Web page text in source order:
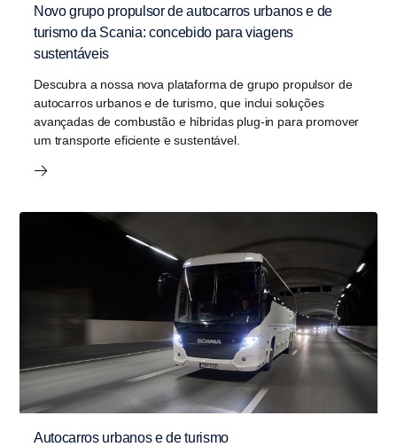
Novo grupo propulsor de autocarros urbanos e de
turismo da Scania: concebido para viagens
sustentáveis
Descubra a nossa nova plataforma de grupo propulsor de
autocarros urbanos e de turismo, que inclui soluções
avançadas de combustão e híbridas plug-in para promover
um transporte eficiente e sustentável.
Autocarros urbanos e de turismo